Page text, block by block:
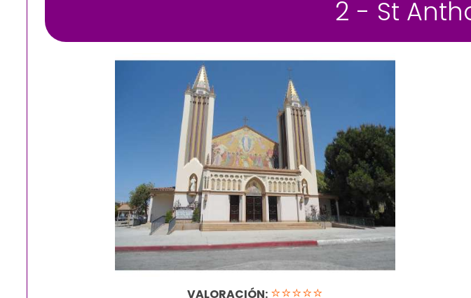
2 - St
VALORACIÓN: ⭐⭐⭐⭐⭐